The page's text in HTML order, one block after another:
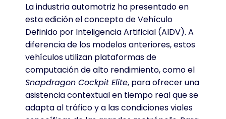
La industria automotriz ha presentado en
esta edición el concepto de Vehículo
Definido por Inteligencia Artificial (AIDV). A
diferencia de los modelos anteriores, estos
vehículos utilizan plataformas de
computación de alto rendimiento, como el
Snapdragon Cockpit Elite, para ofrecer una
asistencia contextual en tiempo real que se
adapta al tráfico y a las condiciones viales